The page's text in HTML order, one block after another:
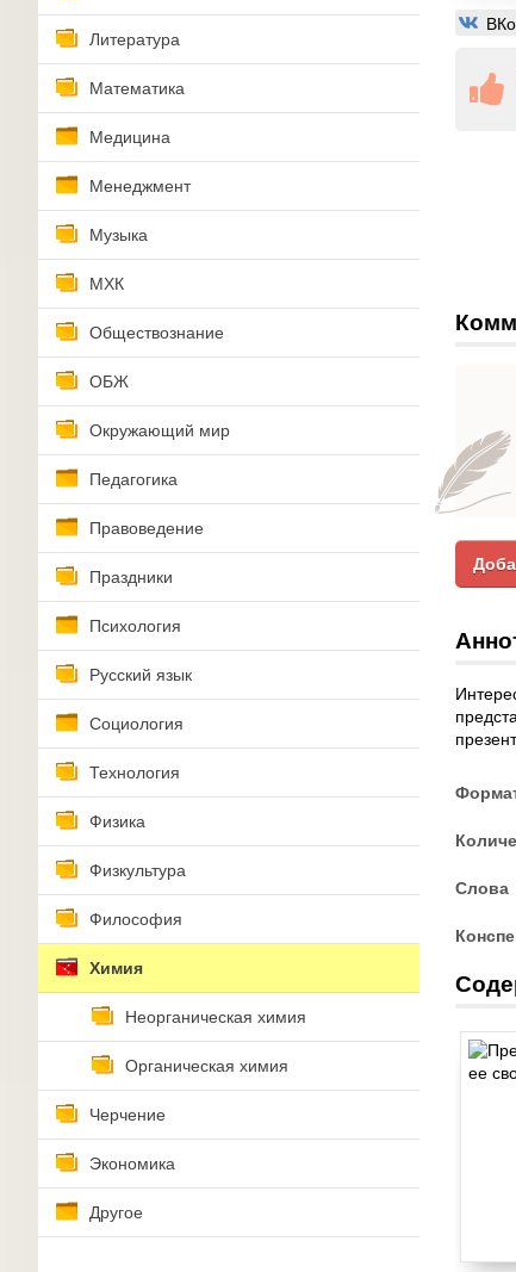
Литература
Математика
Медицина
Менеджмент
Музыка
МХК
Обществознание
ОБЖ
Окружающий мир
Педагогика
Правоведение
Праздники
Психология
Русский язык
Социология
Технология
Физика
Физкультура
Философия
Химия
Неорганическая химия
Органическая химия
Черчение
Экономика
Другое
Слова